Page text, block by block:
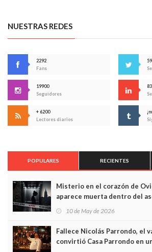
NUESTRAS REDES
2292
Fans
19900
Seguidores
+ 6200
Lectores diarios
POPULARES RECIENTES
Misterio en el corazón de
aparece muerta dentro del
edificio y las cámaras captan
10 de May de 2026
Fallece Nicolás Parrondo, el
convirtió Casa Parrondo en